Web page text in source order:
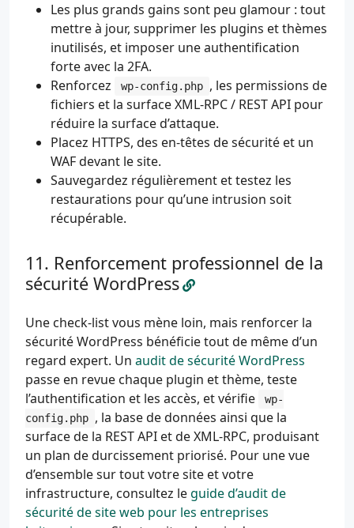
Les plus grands gains sont peu glamour : tout
mettre à jour, supprimer les plugins et thèmes
inutilisés, et imposer une authentification
forte avec la 2FA.
Renforcez
wp-config.php , les permissions de
fichiers et la surface XML-RPC / REST API pour
réduire la surface d’attaque.
Placez HTTPS, des en-têtes de sécurité et un
WAF devant le site.
Sauvegardez régulièrement et testez les
restaurations pour qu’une intrusion soit
récupérable.
Renforcement professionnel de la
sécurité WordPress
Une check-list vous mène loin, mais renforcer la
sécurité WordPress bénéficie tout de même d’un
regard expert. Un audit de sécurité WordPress
passe en revue chaque plugin et thème, teste
l’authentification et les accès, et vérifie
wp-
config.php , la base de données ainsi que la
surface de la REST API et de XML-RPC, produisant
un plan de durcissement priorisé. Pour une vue
d’ensemble sur tout votre site et votre
infrastructure, consultez leguide d’audit de
sécurité de site web pour les entreprises